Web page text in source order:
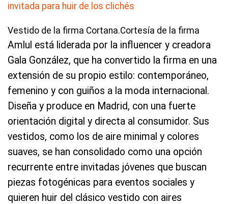
Vestido de la firma Cortana.Cortesía de la firma
Amlul está liderada por la influencer y creadora
Gala González, que ha convertido la firma en una
extensión de su propio estilo: contemporáneo,
femenino y con guiños a la moda internacional.
Diseña y produce en Madrid, con una fuerte
orientación digital y directa al consumidor. Sus
vestidos, como los de aire minimal y colores
suaves, se han consolidado como una opción
recurrente entre invitadas jóvenes que buscan
piezas fotogénicas para eventos sociales y
quieren huir del clásico vestido con aires